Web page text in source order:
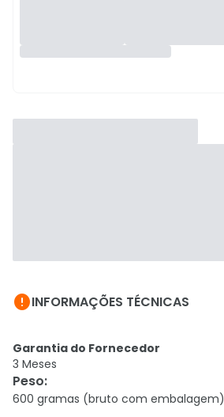
INFORMAÇÕES TÉCNICAS
Garantia do Fornecedor
3 Meses
Peso:
600 gramas (bruto com embalagem)